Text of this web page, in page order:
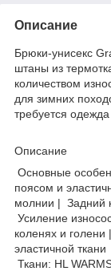
Описание
Брюки-унисекс
штаны из
количеством
для зимних
требуется
Описание
Основные
поясом и
молнии | Задний
Усиление
коленях и
эластичной ткани
Ткани: HL